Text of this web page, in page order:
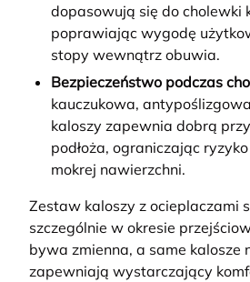
dopasowują się do cholewki
poprawiając wygodę
stopy wewnątrz obuwia.
Bezpieczeństwo podczas
kauczukowa,
kaloszy zapewnia dobrą
podłoża, ograniczając
mokrej nawierzchni.
Zestaw kaloszy z ocieplaczami
szczególnie w okresie
bywa zmienna, a same kalosze
zapewniają wystarczający